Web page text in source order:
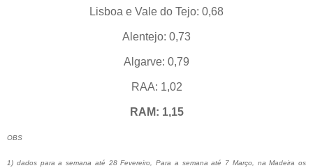
Lisboa e Vale do Tejo: 0,68
Alentejo: 0,73
Algarve: 0,79
RAA: 1,02
RAM: 1,15
OBS
1) dados para a semana até 28 Fevereiro, Para a semana até 7 Março, na Madeira os